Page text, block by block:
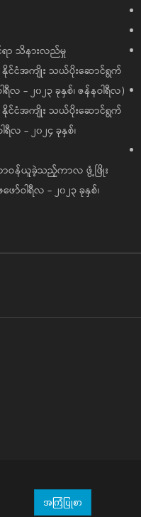
ာ သိနားလည်မှု
နိုင်ငံအကျိုး သယ်ပိုးဆောင်ရွက်
ရီလ - ၂၀၂၃ ခုနှစ်၊ ဇန်နဝါရီလ)
နိုင်ငံအကျိုး သယ်ပိုးဆောင်ရွက်
ရီလ - ၂၀၂၄ ခုနှစ်၊
ာဝန်ယူခဲ့သည့်ကာလ ဖွံ့ဖြိုး
ာ်ဝါရီလ - ၂၀၂၃ ခုနှစ်၊
အကြံပြုစာ